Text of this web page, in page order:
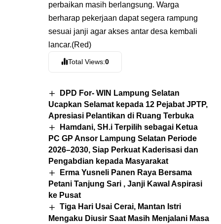
perbaikan masih berlangsung. Warga
berharap pekerjaan dapat segera rampung
sesuai janji agar akses antar desa kembali
lancar.(Red)
Total Views:0
DPD For- WIN Lampung Selatan
Ucapkan Selamat kepada 12 Pejabat JPTP,
Apresiasi Pelantikan di Ruang Terbuka
Hamdani, SH.i Terpilih sebagai Ketua
PC GP Ansor Lampung Selatan Periode
2026–2030, Siap Perkuat Kaderisasi dan
Pengabdian kepada Masyarakat
Erma Yusneli Panen Raya Bersama
Petani Tanjung Sari , Janji Kawal Aspirasi
ke Pusat
Tiga Hari Usai Cerai, Mantan Istri
Mengaku Diusir Saat Masih Menjalani Masa